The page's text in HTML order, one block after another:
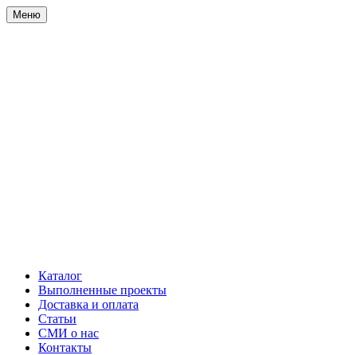
Меню
Каталог
Выполненные проекты
Доставка и оплата
Статьи
СМИ о нас
Контакты